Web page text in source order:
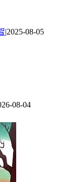
|2025-08-05
08-04